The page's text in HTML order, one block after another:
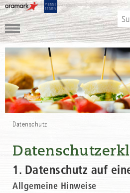
Datenschutz
1. Datenschutz auf
Allgemeine Hinweise